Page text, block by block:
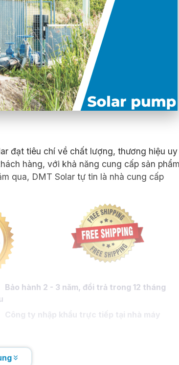
đạt tiêu chí về chất lượng, thương hiệu uy
hàng, với khả năng cung cấp sản phẩm
qua, DMT Solar tự tin là nhà cung cấp
Bảo hành 2 - 3 năm, đổi trả trong 12 tháng
Công ty nhập khẩu trực tiếp tại nhà máy